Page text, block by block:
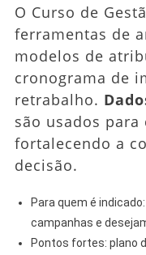
O Curso de
ferramentas de
modelos de
cronograma de
retrabalho.
são usados
fortalecendo a
decisão.
Para quem é
campanhas e
Pontos fortes: plano